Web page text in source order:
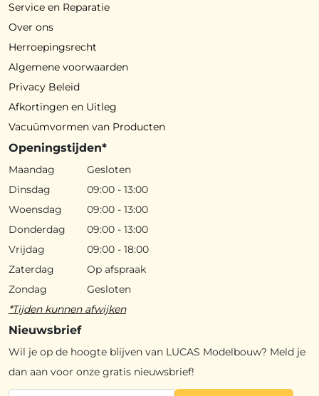
Service en Reparatie
Over ons
Herroepingsrecht
Algemene voorwaarden
Privacy Beleid
Afkortingen en Uitleg
Vacuümvormen van Producten
Openingstijden*
Maandag
Gesloten
Dinsdag
09:00 - 13:00
Woensdag
09:00 - 13:00
Donderdag
09:00 - 13:00
Vrijdag
09:00 - 18:00
Zaterdag
Op afspraak
Zondag
Gesloten
*Tijden kunnen afwijken
Nieuwsbrief
Wil je op de hoogte blijven van LUCAS Modelbouw? Meld je
dan aan voor onze gratis nieuwsbrief!